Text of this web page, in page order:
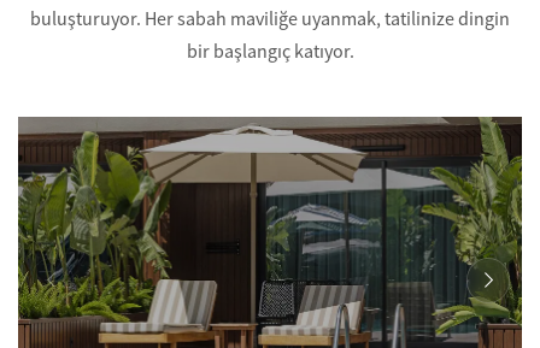
buluşturuyor. Her sabah maviliğe uyanmak, tatilinize dingin
bir başlangıç katıyor.